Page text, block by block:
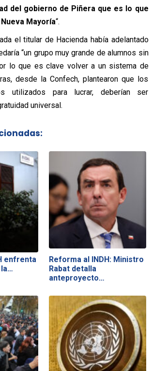
del gobierno de Piñera que es lo que
Mayoría“.
el titular de Hacienda había adelantado
“un grupo muy grande de alumnos sin
lo que es clave volver a un sistema de
desde la Confech, plantearon que los
utilizados para lucrar, deberían ser
universal.
enfrenta
la…
Reforma al INDH: Ministro
Rabat detalla
anteproyecto…